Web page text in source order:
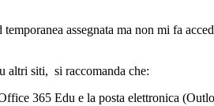
assegnata ma non mi fa
altri siti, si raccomanda che:
365 Edu e la posta elettronica